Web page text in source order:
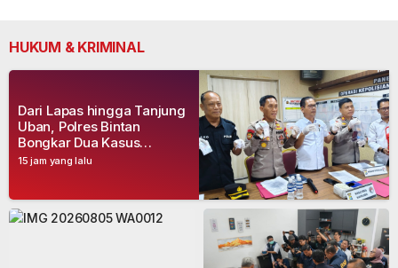
HUKUM & KRIMINAL
15 jam yang lalu
Dari Lapas hingga Tanjung
Uban, Polres Bintan
Bongkar Dua Kasus
Narkoba, Empat Tersangka